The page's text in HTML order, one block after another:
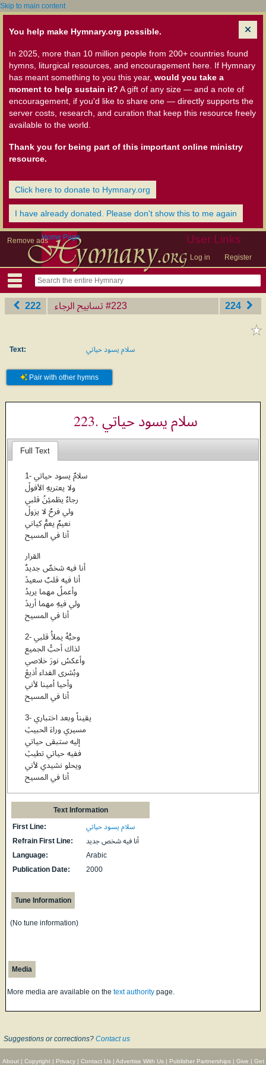
Skip to main content
You help make Hymnary.org possible.
In 2025, more than 10 million people from 200+ countries found
hymns, liturgical resources, and encouragement here. If Hymnary
has meant something to you this year, would you take a
moment to help sustain it? A gift of any size — and a note of
encouragement, if you'd like to share one — directly supports the
server costs, research, and curation that keep this resource freely
available to the world.
Thank you for being part of this important online ministry
resource.
Click here to donate to Hymnary.org
I have already donated. Please don't show this to me again
Remove ads User Links
Log in Register
Home Page
222 تسابيح الرجاء ‎#223 224
Text: سلام يسود حياتي
Pair with other hymns
223. سلام يسود حياتي
Full Text
1- سلامٌ يسود حياتي
ولا يعتريهِ الأفولْ
رجاءٌ يطَمئِنُ قلبي
ولي فرحٌ لا يزولْ
نعيمٌ يعمُّ كياني
أنا في المسيح
القرار
أنا فيه شخصٌ جديدٌ
أنا فيه قلبٌ سعيدْ
وأعملُ مهما يريدُ
ولي فيهِ مهما أريدْ
أنا في المسيح
2- وحبُّهُ يملأُ قلبي
لذاك أحبُّ الجميع
وأعكسُ نورَ خلاصي
وبُشرى الفداء أذيعْ
وأحيا أمينا لأني
أنا في المسيح
3- يقيناً وبعد اختباري
مسيري وراءَ الحبيبْ
إليه ستبقى حياتي
ففيه حياتي تطيبْ
ويحلو نشيدي لأني
أنا في المسيح
Text Information
First Line:
سلام يسود حياتي
Refrain First Line:
أنا فيه شخص جديد
Language:
Arabic
Publication Date:
2000
Tune Information
(No tune information)
Media
More media are available on the text authority page.
Suggestions or corrections? Contact us
About| Copyright| Privacy| Contact Us| Advertise With Us| Publisher Partnerships| Give | Get